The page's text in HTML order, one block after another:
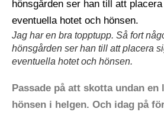
Jag har en bra topptupp. Så fort
hönsgården ser han till att placera
eventuella hotet och hönsen.
Passade på att skotta undan
hönsen i helgen. Och idag på